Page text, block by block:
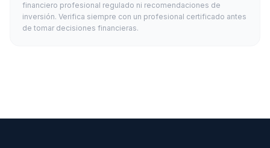
financiero profesional regulado ni recomendaciones de
inversión. Verifica siempre con un profesional certificado antes
de tomar decisiones financieras.